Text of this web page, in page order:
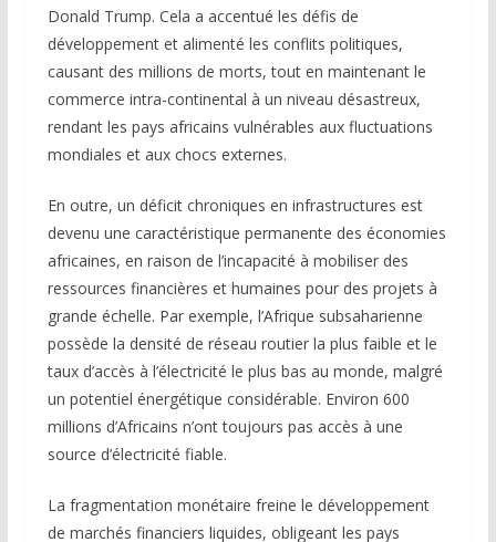
Donald Trump. Cela a accentué les défis de
développement et alimenté les conflits politiques,
causant des millions de morts, tout en maintenant le
commerce intra-continental à un niveau désastreux,
rendant les pays africains vulnérables aux fluctuations
mondiales et aux chocs externes.
En outre, un déficit chroniques en infrastructures est
devenu une caractéristique permanente des économies
africaines, en raison de l’incapacité à mobiliser des
ressources financières et humaines pour des projets à
grande échelle. Par exemple, l’Afrique subsaharienne
possède la densité de réseau routier la plus faible et le
taux d’accès à l’électricité le plus bas au monde, malgré
un potentiel énergétique considérable. Environ 600
millions d’Africains n’ont toujours pas accès à une
source d’électricité fiable.
La fragmentation monétaire freine le développement
de marchés financiers liquides, obligeant les pays